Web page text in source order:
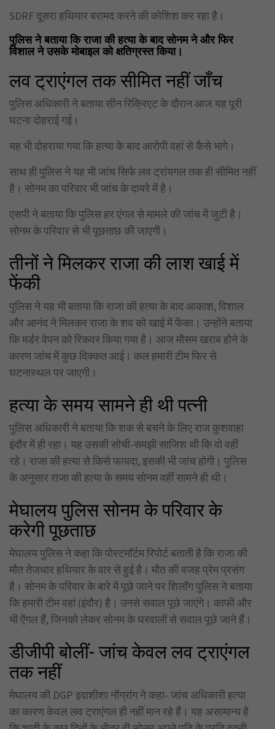
SDRF दूसरा हथियार बरामद करने की कोशिश कर रहा है।
पुलिस ने बताया कि राजा की हत्या के बाद सोनम ने और फिर
विशाल ने उसके मोबाइल को क्षतिग्रस्त किया।
लव ट्राएंगल तक सीमित नहीं जाँच
पुलिस अधिकारी ने बताया सीन रिक्रिएट के दौरान आज यह पूरी
घटना दोहराई गई।
यह भी दोहराया गया कि हत्या के बाद आरोपी वहां से कैसे भागे।
साथ ही पुलिस ने यह भी जांच सिर्फ लव ट्रांयगल तक ही सीमित नहीं
है। सोनम का परिवार भी जांच के दायरे में है।
एसपी ने बताया कि पुलिस हर एंगल से मामले की जांच में जुटी है।
सोनम के परिवार से भी पूछताछ की जाएगी।
तीनों ने मिलकर राजा की लाश खाई में
फेंकी
पुलिस ने यह भी बताया कि राजा की हत्या के बाद आकाश, विशाल
और आनंद ने मिलकर राजा के शव को खाई में फेंका। उन्होंने बताया
कि मर्डर वेपन को रिकवर किया गया है। आज मौसम खराब होने के
कारण जांच में कुछ दिक्कत आई। कल हमारी टीम फिर से
घटनास्थल पर जाएगी।
हत्या के समय सामने ही थी पत्नी
पुलिस अधिकारी ने बताया कि शक से बचने के लिए राज कुशवाहा
इंदौर में ही रहा। यह उसकी सोची-समझी साजिश थी कि वो वहीं
रहे। राजा की हत्या से किसे फायदा, इसकी भी जांच होगी। पुलिस
के अनुसार राजा की हत्या के समय सोनम वहीं सामने ही थी।
मेघालय पुलिस सोनम के परिवार के
करेगी पूछताछ
मेघालय पुलिस ने कहा कि पोस्टमॉर्टम रिपोर्ट बताती है कि राजा की
मौत तेजधार हथियार के वार से हुई है। मौत की वजह प्रेम प्रसंग
है। सोनम के परिवार के बारे में पूछे जाने पर शिलॉग पुलिस ने बताया
कि हमारी टीम वहां (इंदौर) है। उनसे सवाल पूछे जाएंगे। काफी और
भी ऐंगल हैं, जिनको लेकर सोनम के घरवालों से सवाल पूछे जाने हैं।
डीजीपी बोलीं- जांच केवल लव ट्राएंगल
तक नहीं
मेघालय की DGP इदाशीशा नोंग्रांग ने कहा- जांच अधिकारी हत्या
का कारण केवल लव ट्राएंगल ही नहीं मान रहे हैं। यह असामान्य है